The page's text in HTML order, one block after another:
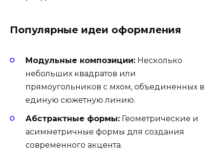
Популярные идеи оформления
Модульные композиции: Несколько
небольших квадратов или
прямоугольников с мхом, объединенных в
единую сюжетную линию.
Абстрактные формы: Геометрические и
асимметричные формы для создания
современного акцента.